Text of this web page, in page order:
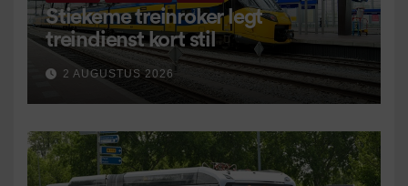
Stiekeme treinroker legt
treindienst kort stil
2 AUGUSTUS 2026